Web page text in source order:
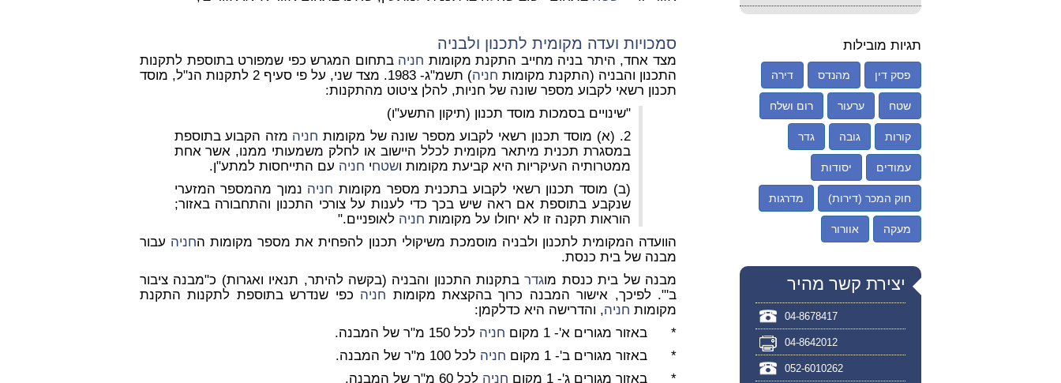
סמכויות ועדה מקומית לתכנון ולבניה
מצד אחד, היתר בניה מחייב התקנת מקומות חניה בתחום המגרש כפי שמפורט בתוספת לתקנות
התכנון והבניה (התקנת מקומות חניה
) תשמ"ג- 1983. מצד שני, על פי סעיף 2 לתקנות הנ"ל, מוסד
תכנון רשאי לקבוע מספר שונה של חניות, להלן ציטוט מהתקנות:
"שינויים בסמכות מוסד תכנון (תיקון התשע"ו)
2. (א) מוסד תכנון רשאי לקבוע מספר שונה של מקומות
חניה מזה הקבוע בתוספת
במסגרת תכנית מיתאר מקומית לכלל היישוב או לחלק משמעותי ממנו, אשר אחת
ממטרותיה העיקריות היא קביעת מקומות ושטחי חניה עם התייחסות למתע"ן.
(ב) מוסד תכנון רשאי לקבוע בתכנית מספר מקומות חניה נמוך מהמספר המזערי
שנקבע בתוספת אם ראה שיש בכך כדי לענות על צורכי התכנון והתחבורה באזור;
הוראות תקנה זו לא יחולו על מקומות חניה לאופניים."
הוועדה המקומית לתכנון ולבניה מוסמכת משיקולי תכנון להפחית את מספר מקומות החניה עבור
מבנה של בית כנסת.
מבנה של בית כנסת מוגדרבתקנות התכנון והבניה (בקשה להיתר, תנאיו ואגרות) כ"מבנה ציבור
ב'". לפיכך, אישור המבנה כרוך בהקצאת מקומות חניה כפי שנדרש בתוספת לתקנות התקנת
מקומות חניה, והדרישה היא כדלקמן:
* באזור מגורים א'- 1 מקום
חניה לכל 150 מ"ר של המבנה.
* באזור מגורים ב'- 1 מקום
חניה לכל 100 מ"ר של המבנה.
* באזור מגורים ג'- 1 מקום
חניה לכל 60 מ"ר של המבנה.
תגיות מובילות
פסק דין מהנדס דירה
שטח ערעור רום ושלח
קורות גובה גדר
עמודים יסודות
חוק המכר (דירות) מדרגות
מעקה אוורור
יצירת קשר מהיר
04-8678417
04-8642012
052-6010262